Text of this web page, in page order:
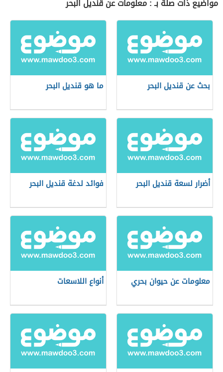
مواضيع ذات صلة بـ : معلومات عن قنديل البحر
بحث عن قنديل البحر ما هو قنديل البحر
أضرار لسعة قنديل البحر فوائد لدغة قنديل البحر
معلومات عن حيوان بحري أنواع اللاسعات